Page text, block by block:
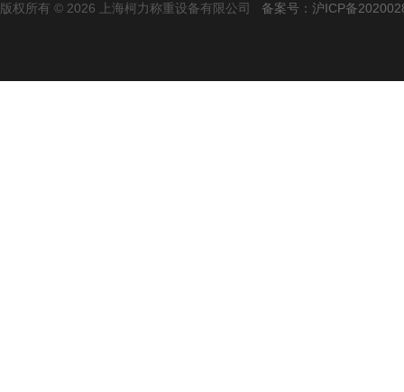
版权所有 © 2026 上海柯力称重设备有限公司 备案号：沪ICP备